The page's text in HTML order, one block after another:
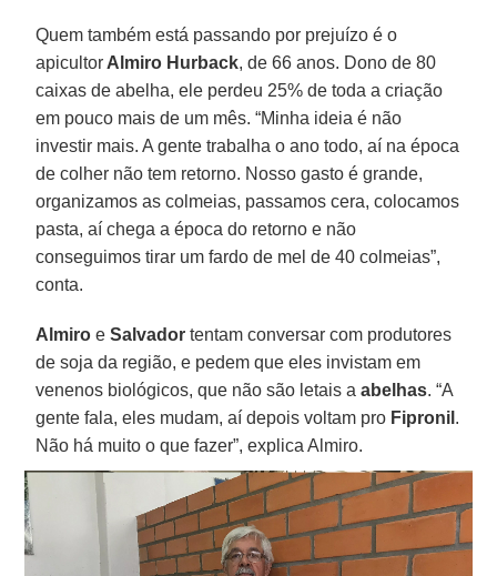
Quem também está passando por prejuízo é o
apicultorAlmiro Hurback, de 66 anos. Dono de 80
caixas de abelha, ele perdeu 25% de toda a criação
em pouco mais de um mês. “Minha ideia é não
investir mais. A gente trabalha o ano todo, aí na época
de colher não tem retorno. Nosso gasto é grande,
organizamos as colmeias, passamos cera, colocamos
pasta, aí chega a época do retorno e não
conseguimos tirar um fardo de mel de 40 colmeias”,
conta.
Almiro eSalvador tentam conversar com produtores
de soja da região, e pedem que eles invistam em
venenos biológicos, que não são letais aabelhas. “A
gente fala, eles mudam, aí depois voltam pro Fipronil .
Não há muito o que fazer”, explica Almiro.